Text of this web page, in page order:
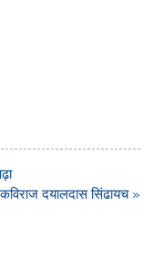
कविराज दयालदास सिंढायच »